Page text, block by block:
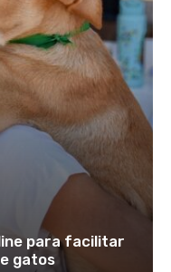
para facilitar
gatos